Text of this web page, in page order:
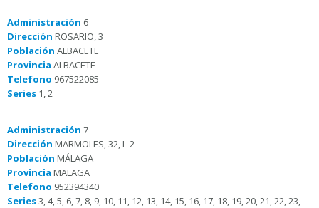
Administración 6
Dirección ROSARIO, 3
Población ALBACETE
Provincia ALBACETE
Telefono 967522085
Series 1, 2
Administración 7
Dirección MARMOLES, 32, L-2
Población MÁLAGA
Provincia MALAGA
Telefono 952394340
Series3, 4, 5, 6, 7, 8, 9, 10, 11, 12, 13, 14, 15, 16, 17, 18, 19, 20, 21, 22, 23,